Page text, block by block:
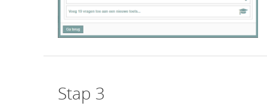
Stap 3